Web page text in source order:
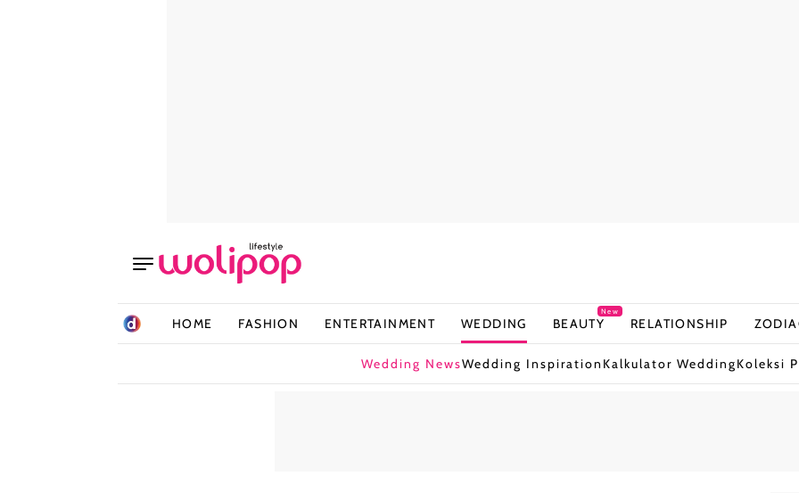
HOME FASHION ENTERTAINMENT WEDDING BEAUTY
New
RELATIONSHIP
Wedding NewsWedding Inspiration Kalkulator WeddingKoleksi